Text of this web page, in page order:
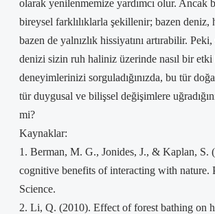
olarak yenilenmemize yardımcı olur. Ancak
bireysel farklılıklarla şekillenir; bazen deniz,
bazen de yalnızlık hissiyatını artırabilir. Peki,
denizi sizin ruh haliniz üzerinde nasıl bir etki
deneyimlerinizi sorguladığınızda, bu tür
tür duygusal ve bilişsel değişimlere
mi?
Kaynaklar:
1. Berman, M. G., Jonides, J., & Kaplan, S.
cognitive benefits of interacting with nature.
Science.
2. Li, Q. (2010). Effect of forest bathing on